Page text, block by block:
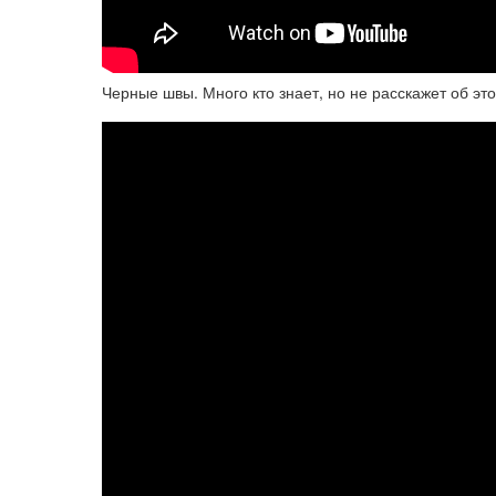
Черные швы. Много кто знает, но не расскажет об